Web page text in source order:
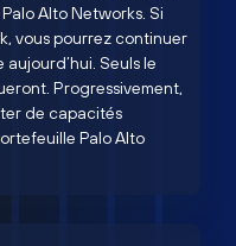
Alto Networks. Si
vous pourrez continuer
Seuls le
Progressivement,
de capacités
Palo Alto